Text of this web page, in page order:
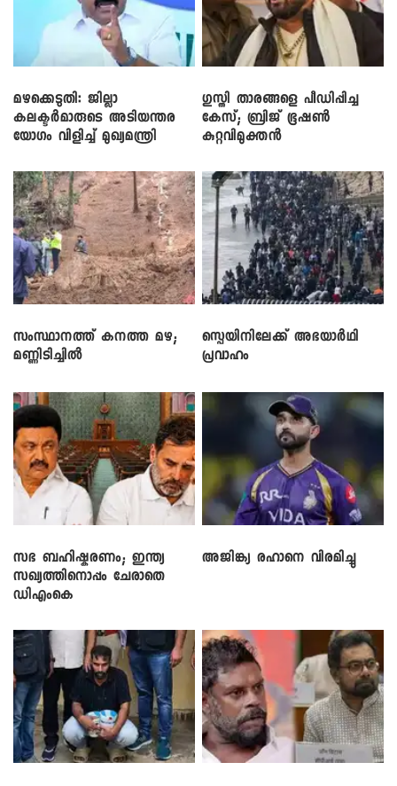
മഴക്കെടുതി: ജില്ലാ
കലക്ടർമാരുടെ അടിയന്തര
യോഗം വിളിച്ച് മുഖ്യമന്ത്രി
​ഗുസ്തി താരങ്ങളെ പീഡിപ്പിച്ച
കേസ്; ബ്രിജ് ഭൂഷൺ
കുറ്റവിമുക്തൻ
സംസ്ഥാനത്ത് കനത്ത മഴ;
മണ്ണിടിച്ചിൽ
സ്പെയിനിലേക്ക് അഭയാർഥി
പ്രവാഹം
സഭ ബഹിഷ്കരണം; ഇന്ത്യ
സഖ്യത്തിനൊപ്പം ചേരാതെ
ഡിഎംകെ
അജിങ്ക്യ രഹാനെ വിരമിച്ചു